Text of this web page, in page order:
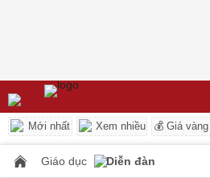
Mới nhất Xem nhiều 💰 Giá vàng
Giáo dục Diễn đàn